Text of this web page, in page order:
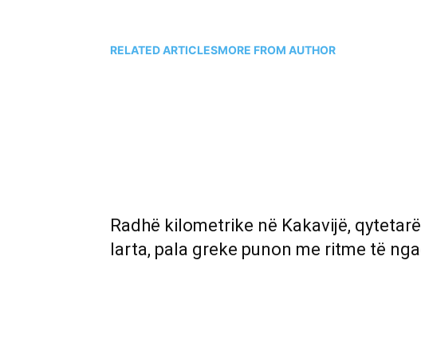
RELATED ARTICLESMORE FROM AUTHOR
Radhë kilometrike në Kakavijë,
larta, pala greke punon me ritme të